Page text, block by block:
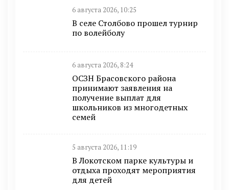
6 августа 2026, 10:25
В селе Столбово прошел турнир
по волейболу
6 августа 2026, 8:24
ОСЗН Брасовского района
принимают заявления на
получение выплат для
школьников из многодетных
семей
5 августа 2026, 11:19
В Локотском парке культуры и
отдыха проходят мероприятия
для детей